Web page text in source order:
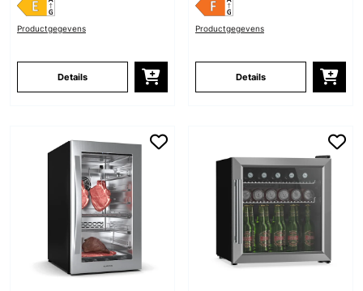
Productgegevens
Details
Productgegevens
Details